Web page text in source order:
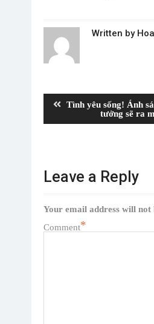
Written by
Previous
Tình yêu sống! Ánh
tưởng sẽ ra
Leave a Reply
Your email address will not
Comment*